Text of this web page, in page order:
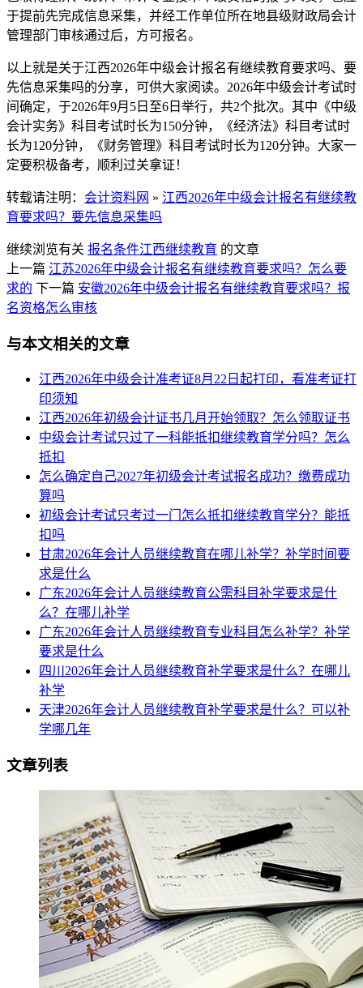
于提前先完成信息采集，并经工作单位所在地县级财政局会计
管理部门审核通过后，方可报名。
以上就是关于江西2026年中级会计报名有继续教育要求吗、要
先信息采集吗的分享，可供大家阅读。2026年中级会计考试时
间确定，于2026年9月5日至6日举行，共2个批次。其中《中级
会计实务》科目考试时长为150分钟，《经济法》科目考试时
长为120分钟，《财务管理》科目考试时长为120分钟。大家一
定要积极备考，顺利过关拿证！
转载请注明： 会计资料网 » 江西2026年中级会计报名有继续教
育要求吗？要先信息采集吗
继续浏览有关 报名条件江西继续教育 的文章
上一篇 江苏2026年中级会计报名有继续教育要求吗？怎么要
求的 下一篇 安徽2026年中级会计报名有继续教育要求吗？报
名资格怎么审核
与本文相关的文章
江西2026年中级会计准考证8月22日起打印，看准考证打
印须知
江西2026年初级会计证书几月开始领取？怎么领取证书
中级会计考试只过了一科能抵扣继续教育学分吗？怎么
抵扣
怎么确定自己2027年初级会计考试报名成功？缴费成功
算吗
初级会计考试只考过一门怎么抵扣继续教育学分？能抵
扣吗
甘肃2026年会计人员继续教育在哪儿补学？补学时间要
求是什么
广东2026年会计人员继续教育公需科目补学要求是什
么？在哪儿补学
广东2026年会计人员继续教育专业科目怎么补学？补学
要求是什么
四川2026年会计人员继续教育补学要求是什么？在哪儿
补学
天津2026年会计人员继续教育补学要求是什么？可以补
学哪几年
文章列表